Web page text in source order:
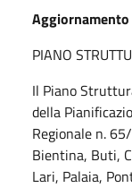
PIANO
Il Piano
della
Regionale n.
Bientina, Buti,
Lari, Palaia,